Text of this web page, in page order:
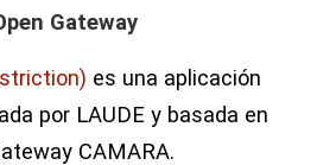
Gateway
es una aplicación
por LAUDE y basada en
CAMARA.